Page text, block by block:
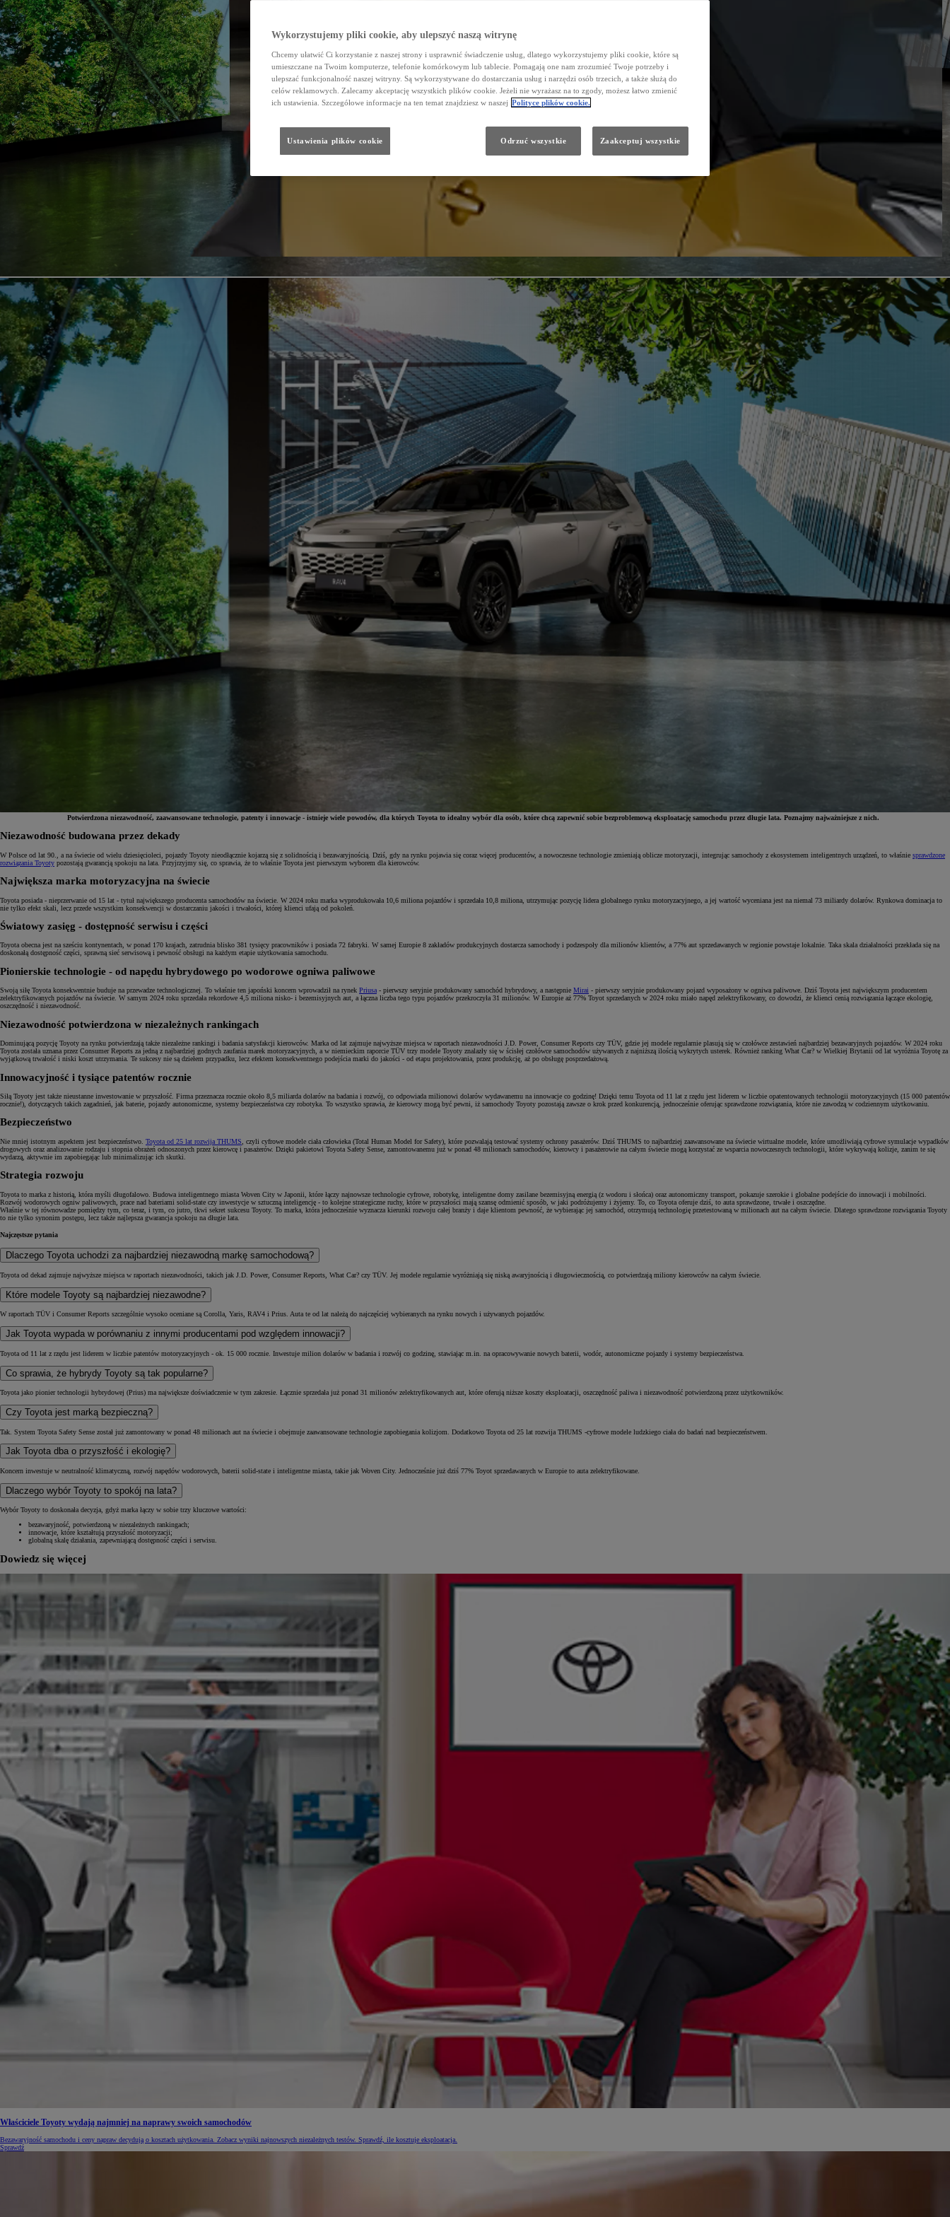
Od81 900 zł
HYBRID
Od105 300 zł
Potwierdzona niezawodność, zaawansowane technologie, patenty i innowacje - istnieje wiele powodów, dla których Toyota to idealny wybór dla osób, które chcą zapewnić sobie bezproblemową eksploatację samochodu przez długie lata. Poznajmy najważniejsze z nich.
Niezawodność budowana przez dekady
W Polsce od lat 90., a na świecie od wielu dziesięcioleci, pojazdy Toyoty nieodłącznie kojarzą się z solidnością i bezawaryjnością. Dziś, gdy na rynku pojawia się coraz więcej producentów, a nowoczesne technologie zmieniają oblicze motoryzacji, integrując samochody z ekosystemem inteligentnych urządzeń, to właśnie sprawdzone
rozwiązania Toyoty pozostają gwarancją spokoju na lata. Przyjrzyjmy się, co sprawia, że to właśnie Toyota jest pierwszym wyborem dla kierowców.
Największa marka motoryzacyjna na świecie
Toyota posiada - nieprzerwanie od 15 lat - tytuł największego producenta samochodów na świecie. W 2024 roku marka wyprodukowała 10,6 miliona pojazdów i sprzedała 10,8 miliona, utrzymując pozycję lidera globalnego rynku motoryzacyjnego, a jej wartość wyceniana jest na niemal 73 miliardy dolarów. Rynkowa dominacja to
nie tylko efekt skali, lecz przede wszystkim konsekwencji w dostarczaniu jakości i trwałości, której klienci ufają od pokoleń.
Światowy zasięg - dostępność serwisu i części
Toyota obecna jest na sześciu kontynentach, w ponad 170 krajach, zatrudnia blisko 381 tysięcy pracowników i posiada 72 fabryki. W samej Europie 8 zakładów produkcyjnych dostarcza samochody i podzespoły dla milionów klientów, a 77% aut sprzedawanych w regionie powstaje lokalnie. Taka skala działalności przekłada się na
doskonałą dostępność części, sprawną sieć serwisową i pewność obsługi na każdym etapie użytkowania samochodu.
Pionierskie technologie - od napędu hybrydowego po wodorowe ogniwa paliwowe
Swoją siłę Toyota konsekwentnie buduje na przewadze technologicznej. To właśnie ten japoński koncern wprowadził na rynek Priusa - pierwszy seryjnie produkowany samochód hybrydowy, a następnie Mirai - pierwszy seryjnie produkowany pojazd wyposażony w ogniwa paliwowe. Dziś Toyota jest największym producentem
zelektryfikowanych pojazdów na świecie. W samym 2024 roku sprzedała rekordowe 4,5 miliona nisko- i bezemisyjnych aut, a łączna liczba tego typu pojazdów przekroczyła 31 milionów. W Europie aż 77% Toyot sprzedanych w 2024 roku miało napęd zelektryfikowany, co dowodzi, że klienci cenią rozwiązania łączące ekologię,
oszczędność i niezawodność.
Niezawodność potwierdzona w niezależnych rankingach
Dominującą pozycję Toyoty na rynku potwierdzają także niezależne rankingi i badania satysfakcji kierowców. Marka od lat zajmuje najwyższe miejsca w raportach niezawodności J.D. Power, Consumer Reports czy TÜV, gdzie jej modele regularnie plasują się w czołówce zestawień najbardziej bezawaryjnych pojazdów. W 2024 roku
Toyota została uznana przez Consumer Reports za jedną z najbardziej godnych zaufania marek motoryzacyjnych, a w niemieckim raporcie TÜV trzy modele Toyoty znalazły się w ścisłej czołówce samochodów używanych z najniższą ilością wykrytych usterek. Również ranking What Car? w Wielkiej Brytanii od lat wyróżnia Toyotę za
wyjątkową trwałość i niski koszt utrzymania. Te sukcesy nie są dziełem przypadku, lecz efektem konsekwentnego podejścia marki do jakości - od etapu projektowania, przez produkcję, aż po obsługę posprzedażową.
Innowacyjność i tysiące patentów rocznie
Siłą Toyoty jest także nieustanne inwestowanie w przyszłość. Firma przeznacza rocznie około 8,5 miliarda dolarów na badania i rozwój, co odpowiada milionowi dolarów wydawanemu na innowacje co godzinę! Dzięki temu Toyota od 11 lat z rzędu jest liderem w liczbie opatentowanych technologii motoryzacyjnych (15 000 patentów
rocznie!), dotyczących takich zagadnień, jak baterie, pojazdy autonomiczne, systemy bezpieczeństwa czy robotyka. To wszystko sprawia, że kierowcy mogą być pewni, iż samochody Toyoty pozostają zawsze o krok przed konkurencją, jednocześnie oferując sprawdzone rozwiązania, które nie zawodzą w codziennym użytkowaniu.
Bezpieczeństwo
Nie mniej istotnym aspektem jest bezpieczeństwo. Toyota od 25 lat rozwija THUMS , czyli cyfrowe modele ciała człowieka (Total Human Model for Safety), które pozwalają testować systemy ochrony pasażerów. Dziś THUMS to najbardziej zaawansowane na świecie wirtualne modele, które umożliwiają cyfrowe symulacje wypadków
drogowych oraz analizowanie rodzaju i stopnia obrażeń odnoszonych przez kierowcę i pasażerów. Dzięki pakietowi Toyota Safety Sense, zamontowanemu już w ponad 48 milionach samochodów, kierowcy i pasażerowie na całym świecie mogą korzystać ze wsparcia nowoczesnych technologii, które wykrywają kolizje, zanim te się
wydarzą, aktywnie im zapobiegając lub minimalizując ich skutki.
Strategia rozwoju
Toyota to marka z historią, która myśli długofalowo. Budowa inteligentnego miasta Woven City w Japonii, które łączy najnowsze technologie cyfrowe, robotykę, inteligentne domy zasilane bezemisyjną energią (z wodoru i słońca) oraz autonomiczny transport, pokazuje szerokie i globalne podejście do innowacji i mobilności.
Rozwój wodorowych ogniw paliwowych, prace nad bateriami solid-state czy inwestycje w sztuczną inteligencję - to kolejne strategiczne ruchy, które w przyszłości mają szansę odmienić sposób, w jaki podróżujemy i żyjemy. To, co Toyota oferuje dziś, to auta sprawdzone, trwałe i oszczędne.
Właśnie w tej równowadze pomiędzy tym, co teraz, i tym, co jutro, tkwi sekret sukcesu Toyoty. To marka, która jednocześnie wyznacza kierunki rozwoju całej branży i daje klientom pewność, że wybierając jej samochód, otrzymują technologię przetestowaną w milionach aut na całym świecie. Dlatego sprawdzone rozwiązania Toyoty
to nie tylko synonim postępu, lecz także najlepsza gwarancja spokoju na długie lata.
Najczęstsze pytania
Dlaczego Toyota uchodzi za najbardziej niezawodną markę samochodową?
Toyota od dekad zajmuje najwyższe miejsca w raportach niezawodności, takich jak J.D. Power, Consumer Reports, What Car? czy TÜV. Jej modele regularnie wyróżniają się niską awaryjnością i długowiecznością, co potwierdzają miliony kierowców na całym świecie.
Które modele Toyoty są najbardziej niezawodne?
W raportach TÜV i Consumer Reports szczególnie wysoko oceniane są Corolla, Yaris, RAV4 i Prius. Auta te od lat należą do najczęściej wybieranych na rynku nowych i używanych pojazdów.
Jak Toyota wypada w porównaniu z innymi producentami pod względem innowacji?
Toyota od 11 lat z rzędu jest liderem w liczbie patentów motoryzacyjnych - ok. 15 000 rocznie. Inwestuje milion dolarów w badania i rozwój co godzinę, stawiając m.in. na opracowywanie nowych baterii, wodór, autonomiczne pojazdy i systemy bezpieczeństwa.
Co sprawia, że hybrydy Toyoty są tak popularne?
Toyota jako pionier technologii hybrydowej (Prius) ma największe doświadczenie w tym zakresie. Łącznie sprzedała już ponad 31 milionów zelektryfikowanych aut, które oferują niższe koszty eksploatacji, oszczędność paliwa i niezawodność potwierdzoną przez użytkowników.
Czy Toyota jest marką bezpieczną?
Tak. System Toyota Safety Sense został już zamontowany w ponad 48 milionach aut na świecie i obejmuje zaawansowane technologie zapobiegania kolizjom. Dodatkowo Toyota od 25 lat rozwija THUMS -cyfrowe modele ludzkiego ciała do badań nad bezpieczeństwem.
Jak Toyota dba o przyszłość i ekologię?
Koncern inwestuje w neutralność klimatyczną, rozwój napędów wodorowych, baterii solid-state i inteligentne miasta, takie jak Woven City. Jednocześnie już dziś 77% Toyot sprzedawanych w Europie to auta zelektryfikowane.
Dlaczego wybór Toyoty to spokój na lata?
Wybór Toyoty to doskonała decyzja, gdyż marka łączy w sobie trzy kluczowe wartości:
bezawaryjność, potwierdzoną w niezależnych rankingach;
innowacje, które kształtują przyszłość motoryzacji;
globalną skalę działania, zapewniającą dostępność części i serwisu.
Dowiedz się więcej
Właściciele Toyoty wydają najmniej na naprawy swoich samochodów
Bezawaryjność samochodu i ceny napraw decydują o kosztach użytkowania. Zobacz wyniki najnowszych niezależnych testów. Sprawdź, ile kosztuje eksploatacja.
Sprawdź
Wykorzystujemy pliki cookie, aby ulepszyć naszą witrynę
Chcemy ułatwić Ci korzystanie z naszej strony i usprawnić świadczenie usług, dlatego wykorzystujemy pliki cookie, które są
umieszczane na Twoim komputerze, telefonie komórkowym lub tablecie. Pomagają one nam zrozumieć Twoje potrzeby i
ulepszać funkcjonalność naszej witryny. Są wykorzystywane do dostarczania usług i narzędzi osób trzecich, a także służą do
celów reklamowych. Zalecamy akceptację wszystkich plików cookie. Jeżeli nie wyrażasz na to zgody, możesz łatwo zmienić
ich ustawienia. Szczegółowe informacje na ten temat znajdziesz w naszej Polityce plików cookie.
Odrzuć wszystkie Zaakceptuj wszystkie
Ustawienia plików cookie